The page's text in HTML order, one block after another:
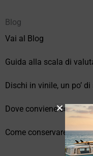
Blog
Vai al Blog
Guida alla scala di
Dischi in vinile, un po’
Dove conviene
Come conservare